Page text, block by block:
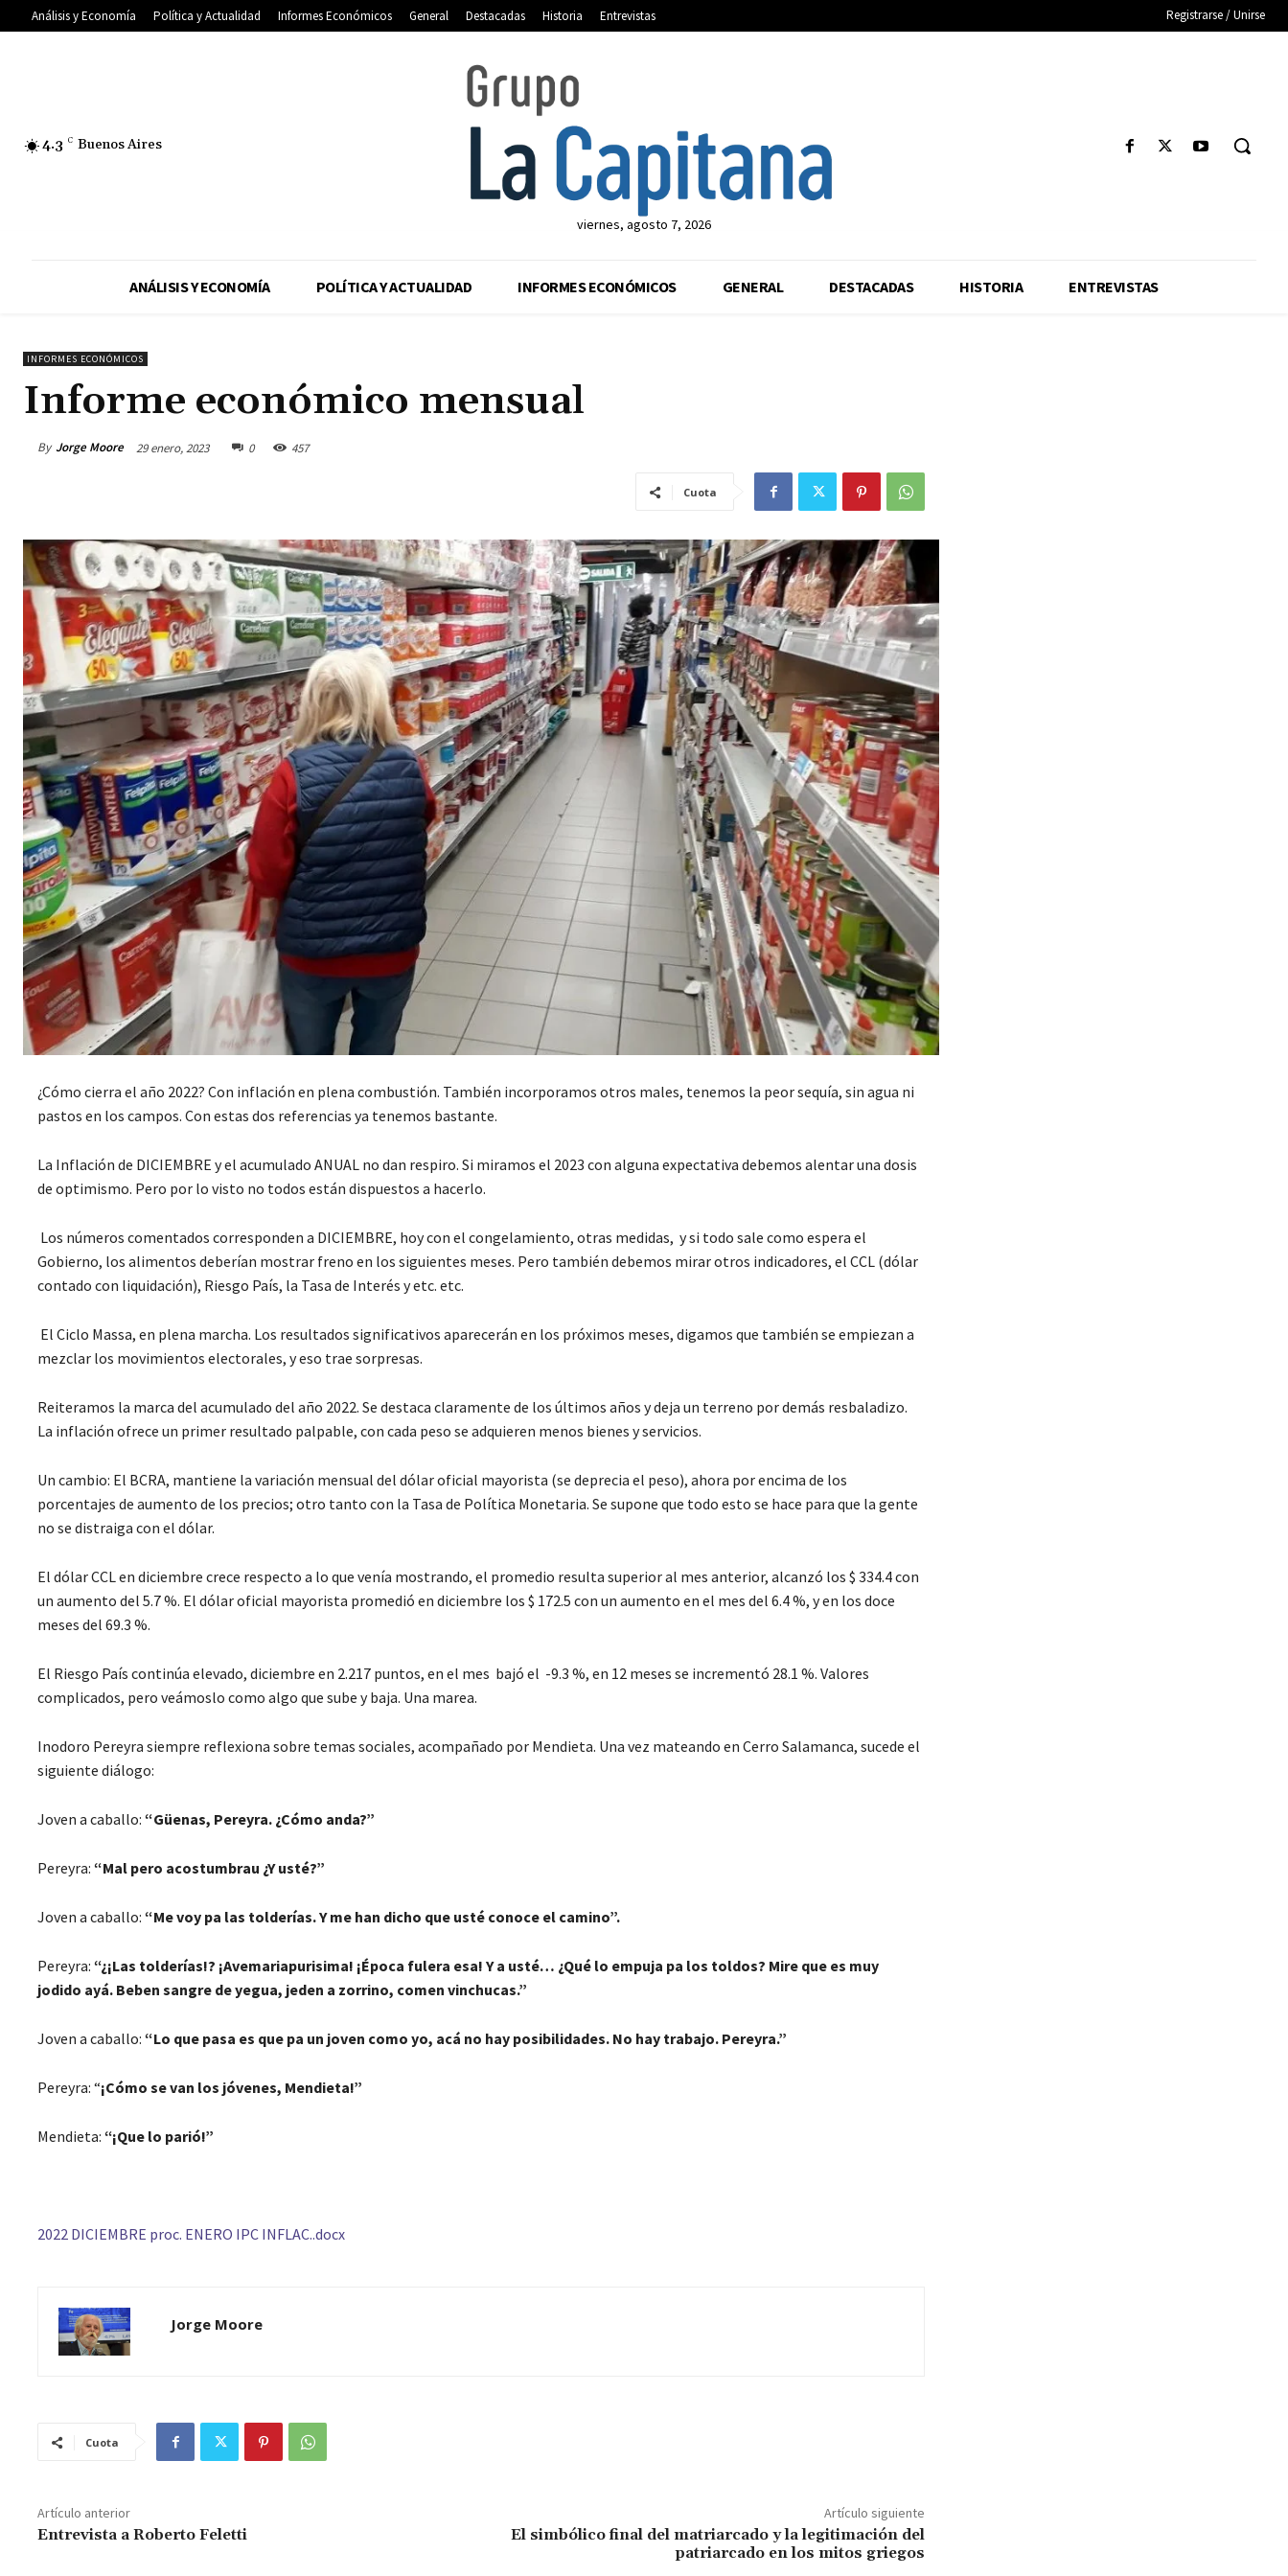
Análisis y Economía Política y Actualidad Informes Económicos General Destacadas Historia Entrevistas Registrarse / Unirse
4.3 C Buenos Aires
viernes, agosto 7, 2026
ANÁLISIS Y ECONOMÍA POLÍTICA Y ACTUALIDAD INFORMES ECONÓMICOS GENERAL DESTACADAS HISTORIA ENTREVISTAS
INFORMES ECONÓMICOS
Informe económico mensual
By Jorge Moore 29 enero, 2023 0 457
Cuota
¿Cómo cierra el año 2022? Con inflación en plena combustión. También incorporamos otros males, tenemos la peor sequía, sin agua ni
pastos en los campos. Con estas dos referencias ya tenemos bastante.
La Inflación de DICIEMBRE y el acumulado ANUAL no dan respiro. Si miramos el 2023 con alguna expectativa debemos alentar una dosis
de optimismo. Pero por lo visto no todos están dispuestos a hacerlo.
Los números comentados corresponden a DICIEMBRE, hoy con el congelamiento, otras medidas, y si todo sale como espera el
Gobierno, los alimentos deberían mostrar freno en los siguientes meses. Pero también debemos mirar otros indicadores, el CCL (dólar
contado con liquidación), Riesgo País, la Tasa de Interés y etc. etc.
El Ciclo Massa, en plena marcha. Los resultados significativos aparecerán en los próximos meses, digamos que también se empiezan a
mezclar los movimientos electorales, y eso trae sorpresas.
Reiteramos la marca del acumulado del año 2022. Se destaca claramente de los últimos años y deja un terreno por demás resbaladizo.
La inflación ofrece un primer resultado palpable, con cada peso se adquieren menos bienes y servicios.
Un cambio: El BCRA, mantiene la variación mensual del dólar oficial mayorista (se deprecia el peso), ahora por encima de los
porcentajes de aumento de los precios; otro tanto con la Tasa de Política Monetaria. Se supone que todo esto se hace para que la gente
no se distraiga con el dólar.
El dólar CCL en diciembre crece respecto a lo que venía mostrando, el promedio resulta superior al mes anterior, alcanzó los $ 334.4 con
un aumento del 5.7 %. El dólar oficial mayorista promedió en diciembre los $ 172.5 con un aumento en el mes del 6.4 %, y en los doce
meses del 69.3 %.
El Riesgo País continúa elevado, diciembre en 2.217 puntos, en el mes bajó el -9.3 %, en 12 meses se incrementó 28.1 %. Valores
complicados, pero veámoslo como algo que sube y baja. Una marea.
Inodoro Pereyra siempre reflexiona sobre temas sociales, acompañado por Mendieta. Una vez mateando en Cerro Salamanca, sucede el
siguiente diálogo:
Joven a caballo: “Güenas, Pereyra. ¿Cómo anda?”
Pereyra: “Mal pero acostumbrau ¿Y usté?”
Joven a caballo: “Me voy pa las tolderías. Y me han dicho que usté conoce el camino”.
Pereyra: “¿¡Las tolderías!? ¡Avemariapurisima! ¡Época fulera esa! Y a usté… ¿Qué lo empuja pa los toldos? Mire que es muy
jodido ayá. Beben sangre de yegua, jeden a zorrino, comen vinchucas.”
Joven a caballo: “Lo que pasa es que pa un joven como yo, acá no hay posibilidades. No hay trabajo. Pereyra.”
Pereyra: “¡Cómo se van los jóvenes, Mendieta!”
Mendieta: “¡Que lo parió!”
2022 DICIEMBRE proc. ENERO IPC INFLAC..docx
Jorge Moore
Cuota
Artículo anterior
Entrevista a Roberto Feletti
Artículo siguiente
El simbólico final del matriarcado y la legitimación del
patriarcado en los mitos griegos